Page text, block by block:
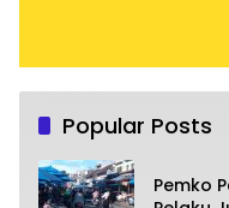
Popular Posts
Pemko